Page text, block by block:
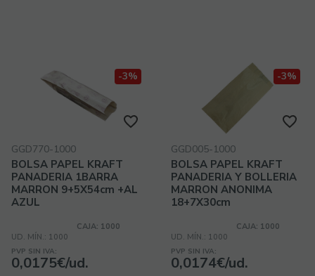
-3%
GGD770-1000
BOLSA PAPEL KRAFT
PANADERIA 1BARRA
MARRON 9+5X54cm +AL
AZUL
CAJA: 1000
UD. MÍN.: 1000
PVP SIN IVA:
0,0175€/ud.
-3%
GGD005-1000
BOLSA PAPEL KRAFT
PANADERIA Y BOLLERIA
MARRON ANONIMA
18+7X30cm
CAJA: 1000
UD. MÍN.: 1000
PVP SIN IVA:
0,0174€/ud.